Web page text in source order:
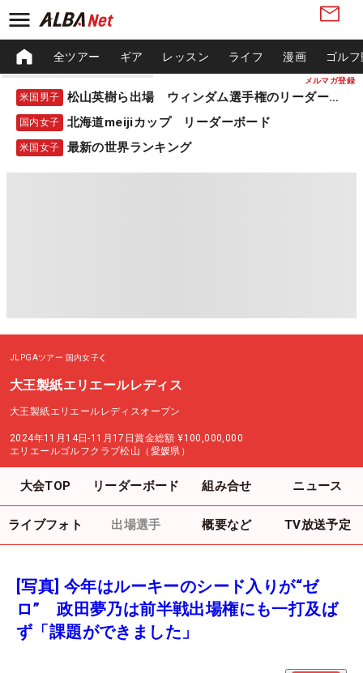
メルマガ登録
全ツアー ギア レッスン ライフ 漫画 ゴル
米国男子 松山英樹ら出場 ウィンダム選手権のリーダーボード
国内女子 北海道meijiカップ リーダーボード
米国女子 最新の世界ランキング
JLPGAツアー 国内女子
大王製紙エリエールレディス
大王製紙エリエールレディスオープン
2024年11月14日-11月17日賞金総額 ¥100,000,000
エリエールゴルフクラブ松山（愛媛県）
大会TOP リーダーボード 組み合せ ニュース
ライブフォト 出場選手 概要など TV放送予定
[写真] 今年はルーキーのシード入りが“ゼ
ロ” 政田夢乃は前半戦出場権にも一打及ば
ず「課題ができました」